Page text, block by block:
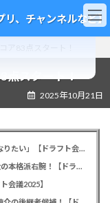
、チャンネルなど】
ア83点スタート！
点スタート！
2025年10月21日
カープドラ6西川篤夢！「日本を代表する遊撃手になりたい」【ドラフト会議2025】
カープドラ5赤木晴哉！191cm最速153キロ！佛教大の本格派右腕！【ドラフト会議2025】
会議2025】